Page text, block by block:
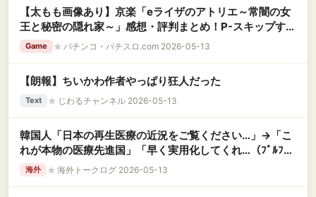
【太もも画像あり】京楽「eライザのアトリエ～常闇の女
王と秘密の隠れ家～」感想・評判まとめ！P-スキップする
度に太ももと尻が見れる神台らしいｗｗｗ
Game ★ パチンコ・パチスロ.com 2026-05-13
【朗報】ちいかわ作者やっぱり狂人だった
Text ★ じわるチャンネル 2026-05-13
韓国人「日本の再生医療の近況をご覧ください…」→「こ
れが本物の医療先進国」「早く実用化してくれ…（ﾌﾞﾙﾌﾞ
ﾙ」＝韓国の反応
海外 ★ 海外トークログ 2026-05-13